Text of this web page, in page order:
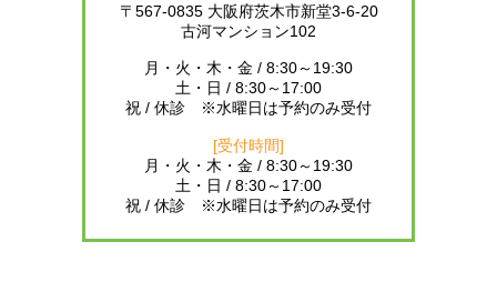
〒567-0835 大阪府茨木市新堂3-6-20
古河マンション102
月・火・木・金 / 8:30～19:30
土・日 / 8:30～17:00
祝 / 休診 ※水曜日は予約のみ受付
[受付時間]
月・火・木・金 / 8:30～19:30
土・日 / 8:30～17:00
祝 / 休診 ※水曜日は予約のみ受付